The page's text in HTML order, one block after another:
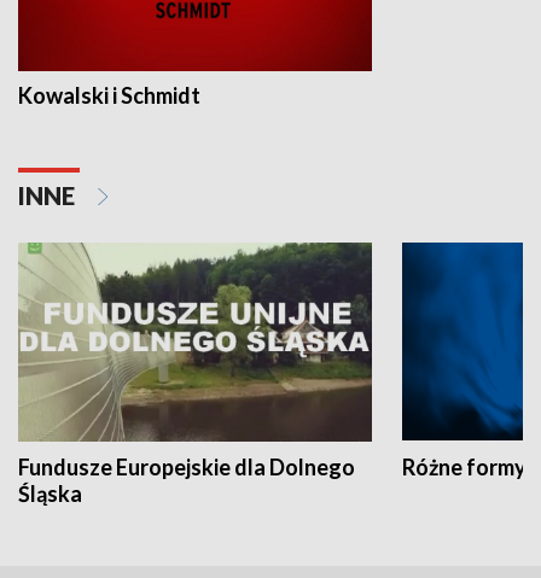
Kowalski i Schmidt
INNE
Fundusze Europejskie dla Dolnego
Śląska
Różne formy